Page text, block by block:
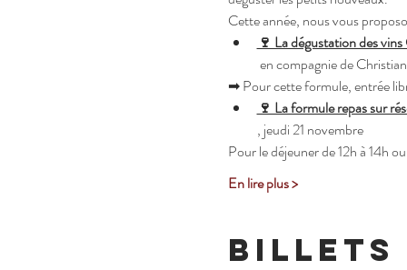
Cette année, nous vous
🍷 La dégustation des
en compagnie de
➡ Pour cette formule, entrée
🍷 La formule repas sur
, jeudi 21 novembre
Pour le déjeuner de 12h à 14h
En lire plus >
Billets